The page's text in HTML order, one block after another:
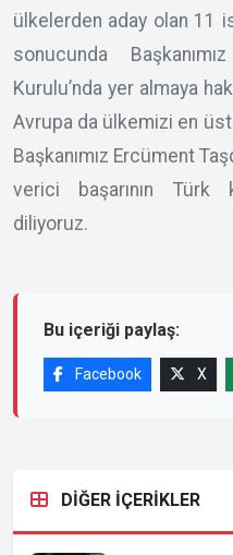
ülkelerden aday olan 11
sonucunda
Kurulu’nda yer almaya
Avrupa da ülkemizi en
Başkanımız Ercüment
verici başarının Türk
diliyoruz.
Bu içeriği paylaş:
Facebook X
DİĞER İÇERİKLER